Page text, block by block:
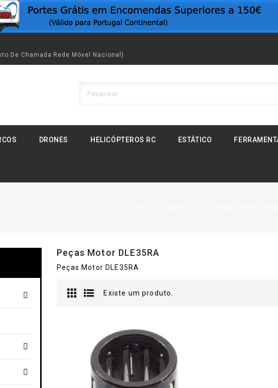
De Chamada Rede Móvel Nacional)
DRONES HELICÓPTEROS RC ESTÁTICO



Peças Motor DLE35RA
Peças Motor DLE35RA
Existe um produto.